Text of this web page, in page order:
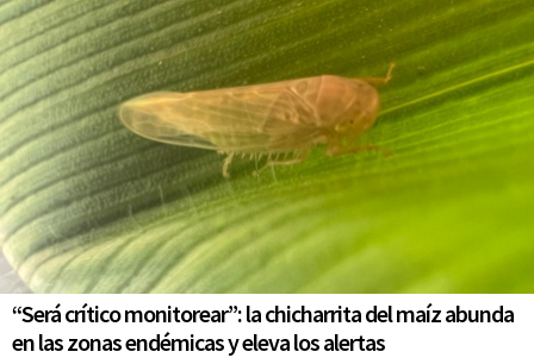
“Será crítico monitorear”: la chicharrita del maíz abunda
en las zonas endémicas y eleva los alertas